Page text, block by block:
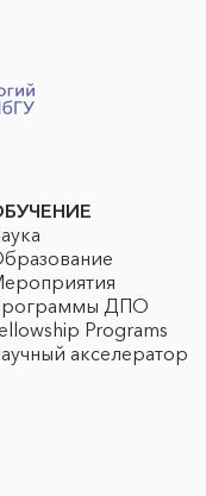
ДПО
Programs
акселератор